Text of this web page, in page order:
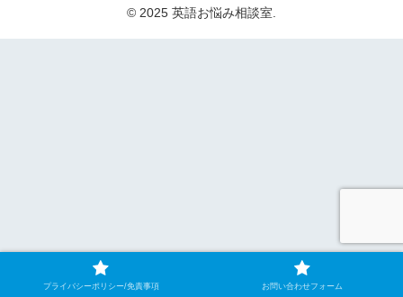
© 2025 英語お悩み相談室.
プライバシーポリシー/免責事項 お問い合わせフォーム